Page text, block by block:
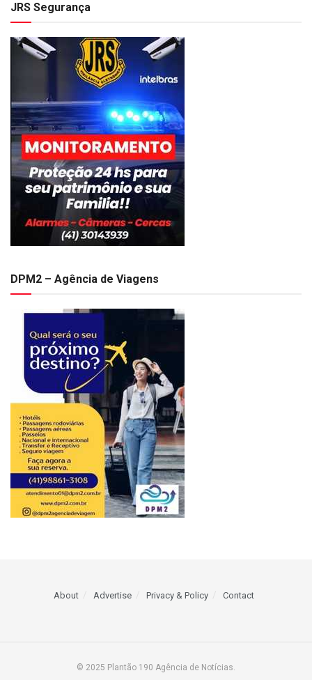
JRS Segurança
DPM2 – Agência de Viagens
About Advertise Privacy & Policy Contact
© 2025 Plantão 190 Agência de Notícias.